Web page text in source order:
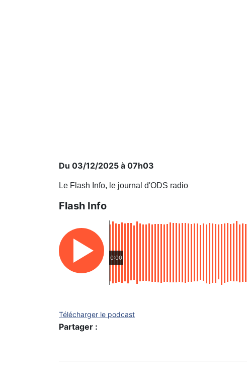
Du 03/12/2025 à 07h03
Le Flash Info, le journal d'ODS radio
Flash Info
0:00
Télécharger le podcast
Partager :